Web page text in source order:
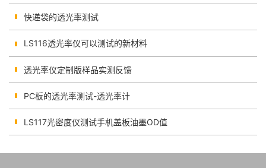
快递袋的透光率测试
LS116透光率仪可以测试的新材料
透光率仪定制版样品实测反馈
PC板的透光率测试-透光率计
LS117光密度仪测试手机盖板油墨OD值